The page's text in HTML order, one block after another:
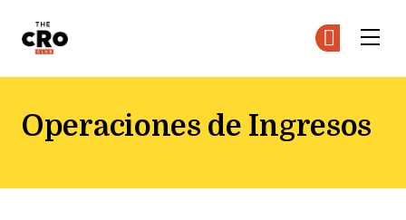
Operaciones de Ingresos